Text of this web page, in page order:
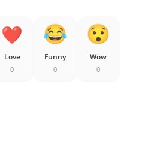
Love
0
Funny
0
Wow
0